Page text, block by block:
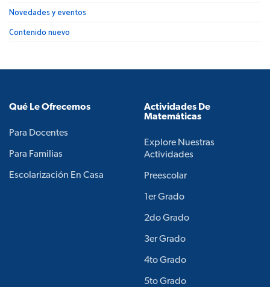
Novedades y eventos
Contenido nuevo
Qué Le Ofrecemos
Para Docentes
Para Familias
Escolarización En Casa
Actividades De
Matemáticas
Explore Nuestras
Actividades
Preescolar
1er Grado
2do Grado
3er Grado
4to Grado
5to Grado